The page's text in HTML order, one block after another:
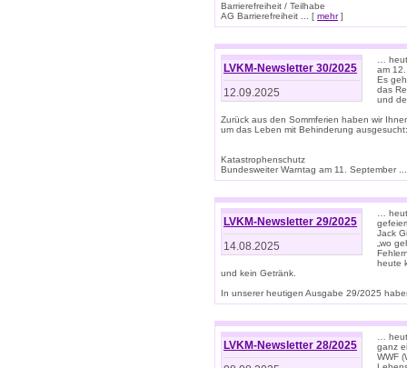
Barrierefreiheit / Teilhabe
AG Barrierefreiheit ... [ mehr]
LVKM-Newsletter 30/2025
12.09.2025
…
am
Es
das
und
Zurück aus den Sommferien haben wir
um das Leben mit Behinderung ausgesucht:
Katastrophenschutz
Bundesweiter Warntag am 11. September
LVKM-Newsletter 29/2025
14.08.2025
…
Jack
„wo
heute
und kein Getränk.
In unserer heutigen Ausgabe 29/2025
LVKM-Newsletter 28/2025
…
ganz
WWF